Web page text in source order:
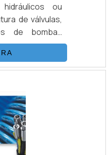
ou
de válvulas,
de bombas
psi, opcionais
de dados,
controles
é
vantagens em
do mercado